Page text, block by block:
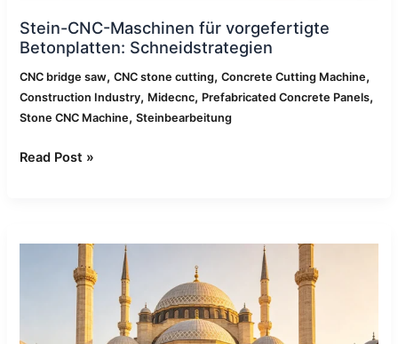
Stein-CNC-Maschinen für vorgefertigte
Betonplatten: Schneidstrategien
CNC bridge saw,CNC stone cutting,Concrete Cutting Machine,
Construction Industry, Midecnc, Prefabricated Concrete Panels,
Stone CNC Machine,Steinbearbeitung
Read Post »
Brückensägen
verschiedenen